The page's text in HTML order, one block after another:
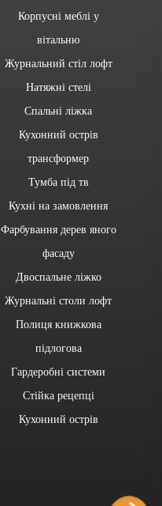
Корпусні меблі у
вітальню
Журнальний стіл лофт
Натяжні стелі
Спальні ліжка
Кухонний острів
трансформер
Тумба під тв
Кухні на замовлення
Фарбування дерев яного
фасаду
Двоспальне ліжко
Журнальні столи лофт
Полиця книжкова
підлогова
Гардеробні системи
Стійка рецепці
Кухонний острів